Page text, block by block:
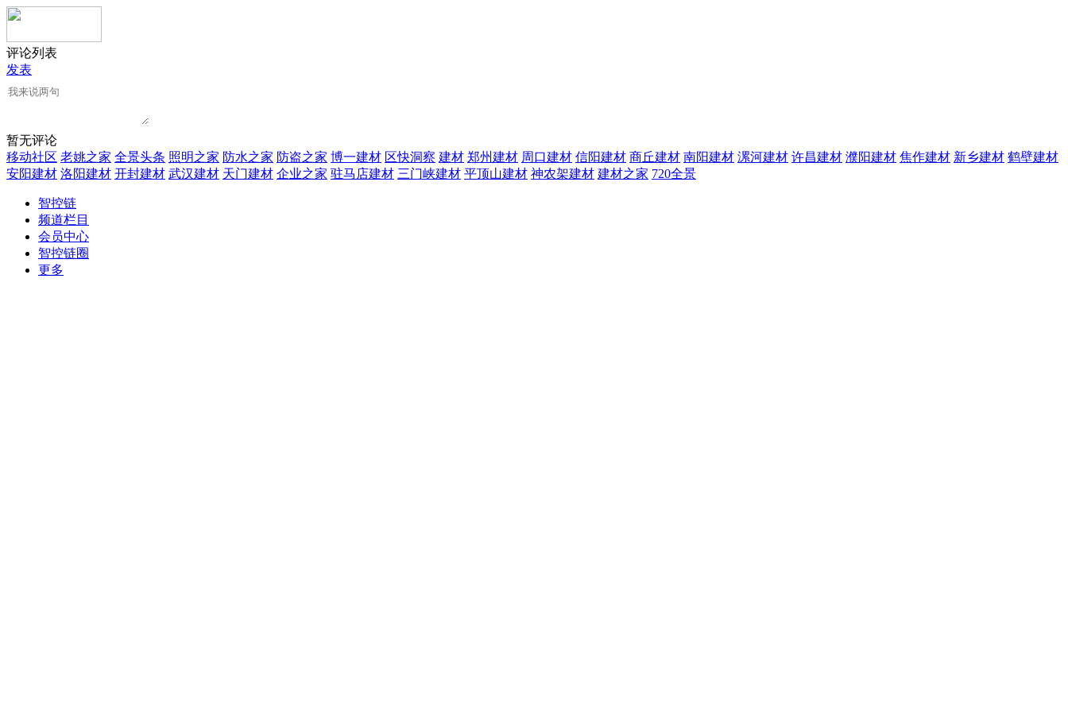
评论列表
发表
暂无评论
移动社区 老姚之家 全景头条 照明之家 防水之家 防盗之家 博一建材 区快洞察 建材 郑州建材 周口建材 信阳建材 商丘建材 南阳建材 漯河建材 许昌建材 濮阳建材 焦作建材 新乡建材 鹤壁建材
安阳建材 洛阳建材 开封建材 武汉建材 天门建材 企业之家 驻马店建材 三门峡建材 平顶山建材 神农架建材 建材之家 720全景
智控链
频道栏目
会员中心
智控链圈
更多